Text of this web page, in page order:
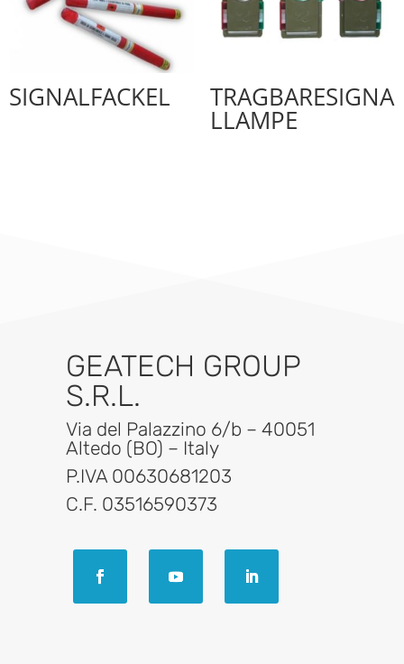
SIGNALFACKEL TRAGBARESIGNA
LLAMPE
GEATECH GROUP
S.R.L.
Via del Palazzino 6/b – 40051
Altedo (BO) – Italy
P.IVA 00630681203
C.F. 03516590373